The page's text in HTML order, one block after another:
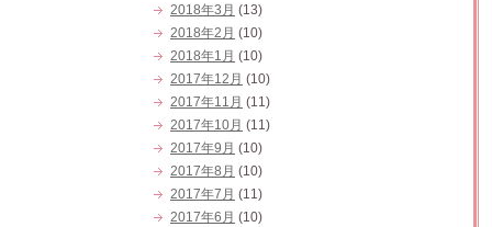
2018年3月 (13)
2018年2月 (10)
2018年1月 (10)
2017年12月 (10)
2017年11月 (11)
2017年10月 (11)
2017年9月 (10)
2017年8月 (10)
2017年7月 (11)
2017年6月 (10)